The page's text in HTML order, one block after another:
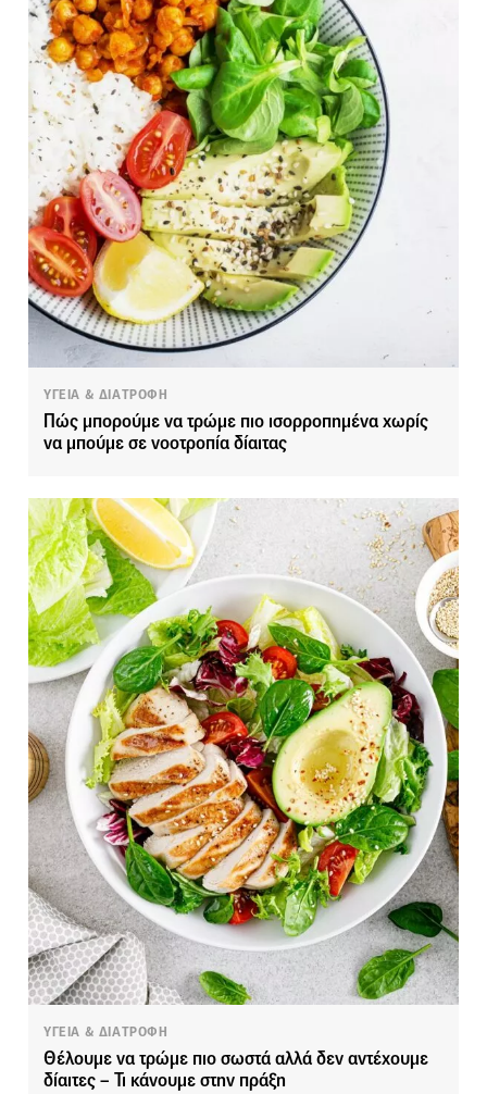
ΥΓΕΙΑ & ΔΙΑΤΡΟΦΗ
Πώς μπορούμε να τρώμε πιο ισορροπημένα χωρίς
να μπούμε σε νοοτροπία δίαιτας
ΥΓΕΙΑ & ΔΙΑΤΡΟΦΗ
Θέλουμε να τρώμε πιο σωστά αλλά δεν αντέχουμε
δίαιτες – Τι κάνουμε στην πράξη